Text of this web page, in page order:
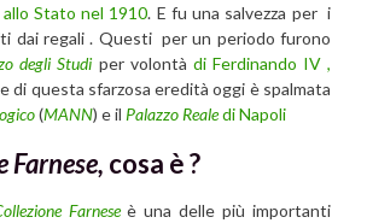
Stato nel 1910. E fu una salvezza per i
dai regali . Questi per un periodo furono
degli Studi per volontà di Ferdinando IV ,
di questa sfarzosa eredità oggi è spalmata
(MANN) e il Palazzo Realedi Napoli
Farnese, cosa è ?
Farneseè una delle più importanti